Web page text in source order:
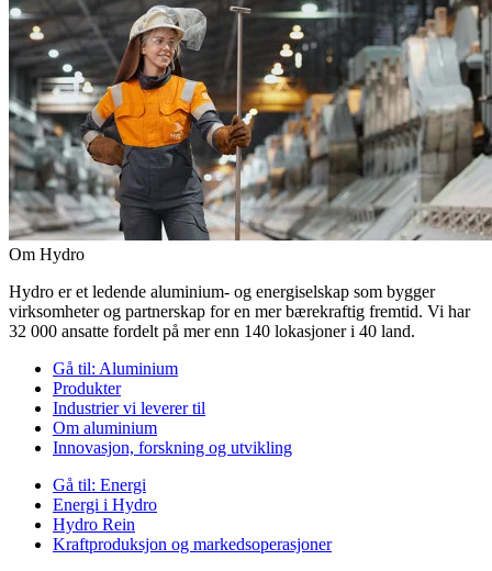
Om Hydro
Hydro er et ledende aluminium- og energiselskap som bygger
virksomheter og partnerskap for en mer bærekraftig fremtid. Vi har
32 000 ansatte fordelt på mer enn 140 lokasjoner i 40 land.
Gå til: Aluminium
Produkter
Industrier vi leverer til
Om aluminium
Innovasjon, forskning og utvikling
Gå til: Energi
Energi i Hydro
Hydro Rein
Kraftproduksjon og markedsoperasjoner